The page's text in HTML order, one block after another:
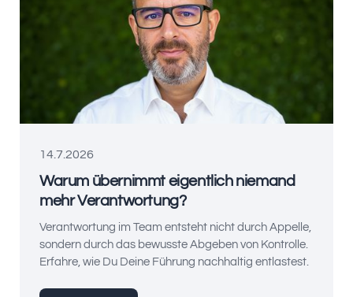
14.7.2026
Warum übernimmt eigentlich niemand
mehr Verantwortung?
Verantwortung im Team entsteht nicht durch Appelle,
sondern durch das bewusste Abgeben von Kontrolle.
Erfahre, wie Du Deine Führung nachhaltig entlastest.